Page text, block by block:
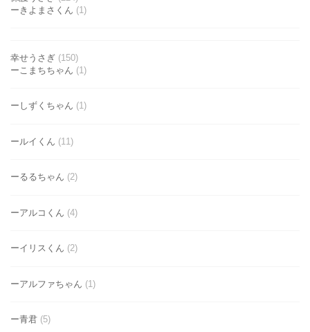
ーきよまさくん (1)
幸せうさぎ (150)
ーこまちちゃん (1)
ーしずくちゃん (1)
ールイくん (11)
ーるるちゃん (2)
ーアルコくん (4)
ーイリスくん (2)
ーアルファちゃん (1)
ー青君 (5)